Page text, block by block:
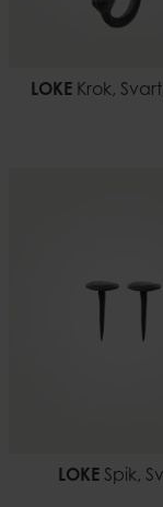
LOKE Krok,
LOKE Spik,